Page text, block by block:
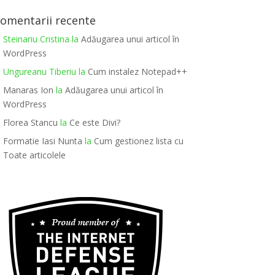
recente
Steinariu Cristina la Adăugarea unui articol în
WordPress
Ungureanu Tiberiu la Cum instalez Notepad++
Manaras Ion la Adăugarea unui articol în
WordPress
Florea Stancu la Ce este Divi?
Formatie Iasi Nunta la Cum gestionez lista cu
Toate articolele